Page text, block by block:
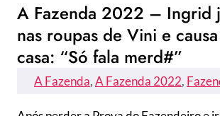
A Fazenda 2022 – Ingrid
nas roupas de Vini e
casa: “Só fala merd#”
A Fazenda, A Fazenda 2022,